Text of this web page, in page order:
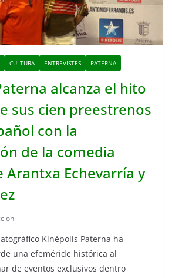
CULTURA ENTREVISTES PATERNA
alcanza el hito
sus cien preestrenos
con la
de la comedia
Arantxa Echevarría y
Kinépolis Paterna ha
una efeméride histórica al
de eventos exclusivos dentro